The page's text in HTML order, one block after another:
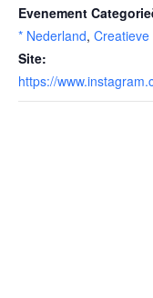
Evenement
* Nederland,
Site:
https://